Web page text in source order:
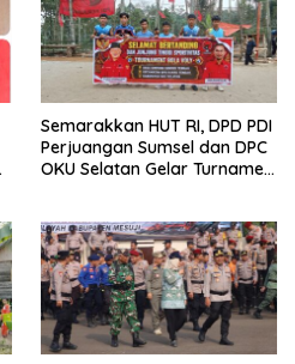
Semarakkan HUT RI, DPD PDI
Perjuangan Sumsel dan DPC
OKU Selatan Gelar Turnamen